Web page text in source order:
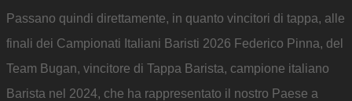
Passano quindi direttamente, in quanto vincitori di tappa, alle
finali dei Campionati Italiani Baristi 2026 Federico Pinna, del
Team Bugan, vincitore di Tappa Barista, campione italiano
Barista nel 2024, che ha rappresentato il nostro Paese a